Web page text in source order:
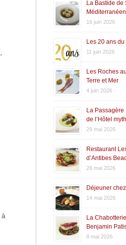
à
La Bastide de
16 juin 2026
Les 20 ans du
11 juin 2026
Les Roches
Terre et Mer
4 juin 2026
La Passagère
de l’Hôtel
29 mai 2026
Restaurant
d’Antibes
26 mai 2026
Déjeuner
14 mai 2026
La
Benjamin
8 mai 2026